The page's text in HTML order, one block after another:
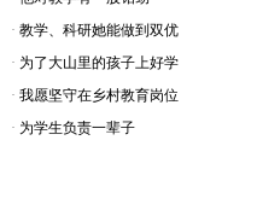
· 教学、科研她能做到双优
· 为了大山里的孩子上好学
· 我愿坚守在乡村教育岗位
· 为学生负责一辈子